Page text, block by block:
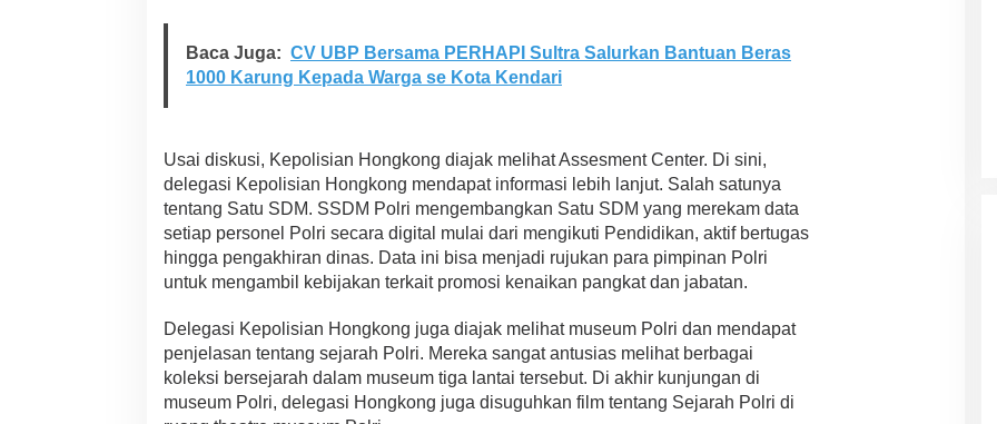
s
i
s
m
r
e
k
r
u
t
m
n
P
o
r
Baca Juga: CV UBP Bersama PERHAPI Sultra Salurkan Bantuan Beras
1000 Karung Kepada Warga se Kota Kendari
Usai diskusi, Kepolisian Hongkong diajak melihat Assesment Center. Di sini,
delegasi Kepolisian Hongkong mendapat informasi lebih lanjut. Salah satunya
tentang Satu SDM. SSDM Polri mengembangkan Satu SDM yang merekam data
setiap personel Polri secara digital mulai dari mengikuti Pendidikan, aktif bertugas
hingga pengakhiran dinas. Data ini bisa menjadi rujukan para pimpinan Polri
untuk mengambil kebijakan terkait promosi kenaikan pangkat dan jabatan.
Delegasi Kepolisian Hongkong juga diajak melihat museum Polri dan mendapat
penjelasan tentang sejarah Polri. Mereka sangat antusias melihat berbagai
koleksi bersejarah dalam museum tiga lantai tersebut. Di akhir kunjungan di
museum Polri, delegasi Hongkong juga disuguhkan film tentang Sejarah Polri di
ASR-HUGUA Berpeluang Besar,
Ini Prediksi Pengamat Politik
Pada Pilkada Sultra “Hanya
Ada Satu Putaran”
Di News, Politik | 4 November 2024